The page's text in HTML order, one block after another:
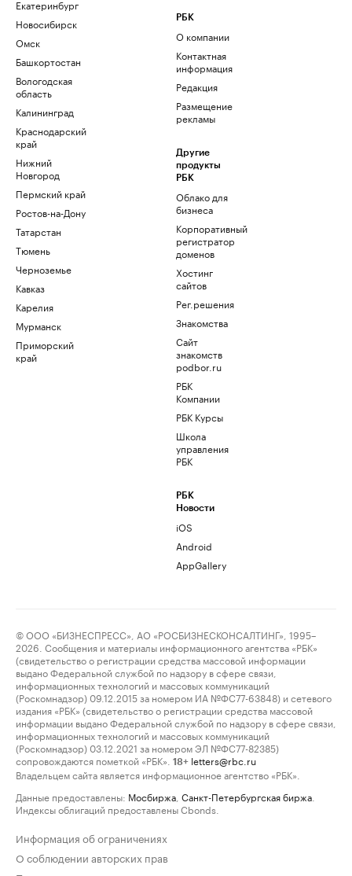
Екатеринбург
Новосибирск
Омск
Башкортостан
Вологодская
область
Калининград
Краснодарский
край
Нижний
Новгород
Пермский край
Ростов-на-Дону
Татарстан
Тюмень
Черноземье
Кавказ
Карелия
Мурманск
Приморский
край
РБК
О компании
Контактная
информация
Редакция
Размещение
рекламы
Другие
продукты
РБК
Облако для
бизнеса
Корпоративный
регистратор
доменов
Хостинг
сайтов
Рег.решения
Знакомства
Сайт
знакомств
podbor.ru
РБК
Компании
РБК Курсы
Школа
управления
РБК
РБК
Новости
iOS
Android
AppGallery
© ООО «БИЗНЕСПРЕСС», АО «РОСБИЗНЕСКОНСАЛТИНГ», 1995–
2026. Сообщения и материалы информационного агентства «РБК»
(свидетельство о регистрации средства массовой информации
выдано Федеральной службой по надзору в сфере связи,
информационных технологий и массовых коммуникаций
(Роскомнадзор) 09.12.2015 за номером ИА №ФС77-63848) и сетевого
издания «РБК» (свидетельство о регистрации средства массовой
информации выдано Федеральной службой по надзору в сфере связи,
информационных технологий и массовых коммуникаций
(Роскомнадзор) 03.12.2021 за номером ЭЛ №ФС77-82385)
сопровождаются пометкой «РБК».
18+ letters@rbc.ru
Владельцем сайта является информационное агентство «РБК».
Данные предоставлены: Мосбиржа Санкт-Петербургская биржа
Индексы облигаций предоставлены Cbonds.
Информация об ограничениях
О соблюдении авторских прав